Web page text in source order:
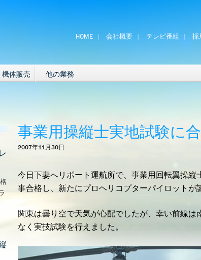
HOME 会社概要 テレビ番組 採
機体販売 他の業務
事業用操縦士実地試験に合
2007年11月30日
今日下妻へリポート運航所で、事業用回転翼操縦
事合格し、新たにプロヘリコプターパイロットが
関東は曇り空で天気が心配でしたが、幸い前線は
なく実技試験を行えました。
レゼント！’